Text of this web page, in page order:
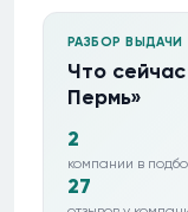
РАЗБОР ВЫДАЧИ
Что
Пермь»
2
компании в
27